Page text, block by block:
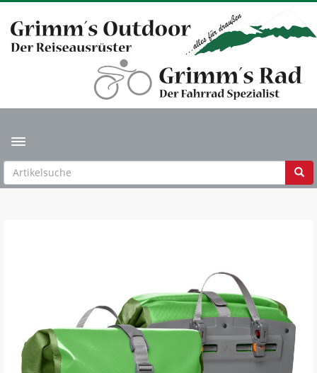
Toggle navigation